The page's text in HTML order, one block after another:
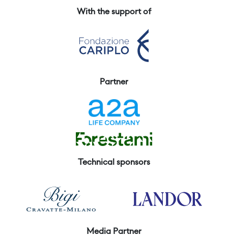
With the support of
Partner
Technical sponsors
Media Partner